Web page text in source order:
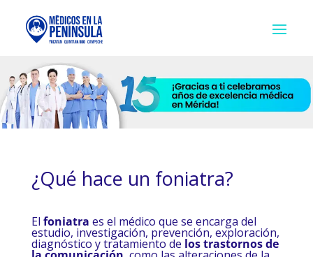
¿Qué hace un foniatra?
El foniatra es el médico que se encarga del
estudio, investigación, prevención, exploración,
diagnóstico y tratamiento de los trastornos de